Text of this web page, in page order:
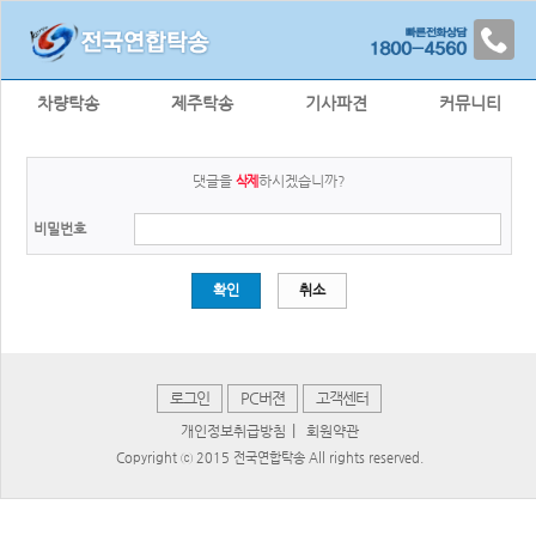
차량탁송 제주탁송 기사파견 커뮤니티
댓글을삭제 하시겠습니까?
비밀번호
확인 취소
로그인 PC버젼 고객센터
개인정보취급방침 회원약관
Copyright ⓒ 2015 전국연합탁송 All rights reserved.